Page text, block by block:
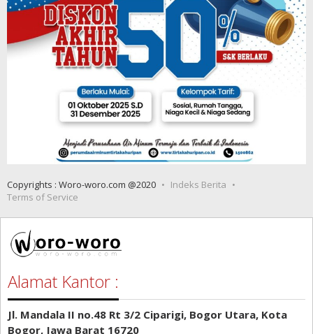
Copyrights : Woro-woro.com @2020
Indeks Berita
Terms of Service
Alamat Kantor :
Jl. Mandala II no.48 Rt 3/2 Ciparigi, Bogor Utara, Kota
Bogor, Jawa Barat 16720